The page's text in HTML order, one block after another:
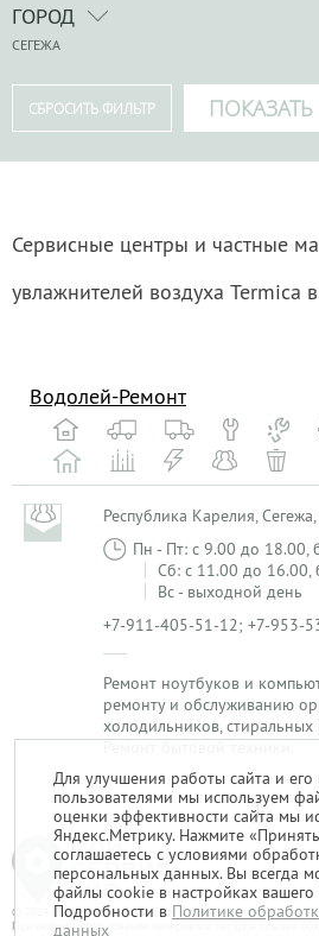
ГОРОД
СЕГЕЖА
Сервисные центры и частные
увлажнителей воздуха Termica
Водолей-Ремонт
Республика Карелия,
Пн - Пт: с 9.00 до 18.00,
Сб: с 11.00 до 16.00,
Вс - выходной день
+7-911-405-51-12; +7-953-
Ремонт ноутбуков и
ремонту и обслуживанию
холодильников,
Ремонт бытовой техники.
1
© 2014-2026. «Мой Сервис-Гид» – проект группы «Текарт».
При любом использовании материалов ресурса ссылка
Для улучшения работы сайта и его
пользователями мы используем
оценки эффективности сайта мы
Яндекс.Метрику. Нажмите
соглашаетесь с условиями
персональных данных. Вы всегда
файлы cookie в настройках вашего
Подробности в Политике
данных